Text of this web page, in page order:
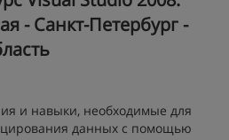
- Санкт-Петербург -
и навыки, необходимые для
данных с помощью